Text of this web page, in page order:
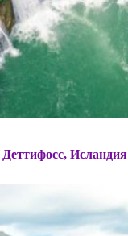
Деттифосс, Исландия